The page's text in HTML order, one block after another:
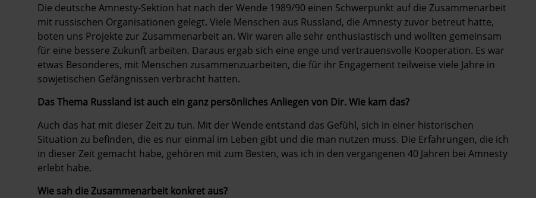
Die deutsche Amnesty-Sektion hat nach der Wende 1989/90 einen Schwerpunkt auf die Zusammenarbeit
mit russischen Organisationen gelegt. Viele Menschen aus Russland, die Amnesty zuvor betreut hatte,
boten uns Projekte zur Zusammenarbeit an. Wir waren alle sehr enthusiastisch und wollten gemeinsam
für eine bessere Zukunft arbeiten. Daraus ergab sich eine enge und vertrauensvolle Kooperation. Es war
etwas Besonderes, mit Menschen zusammenzuarbeiten, die für ihr Engagement teilweise viele Jahre in
sowjetischen Gefängnissen verbracht hatten.
Das Thema Russland ist auch ein ganz persönliches Anliegen von Dir. Wie kam das?
Auch das hat mit dieser Zeit zu tun. Mit der Wende entstand das Gefühl, sich in einer historischen
Situation zu befinden, die es nur einmal im Leben gibt und die man nutzen muss. Die Erfahrungen, die ich
in dieser Zeit gemacht habe, gehören mit zum Besten, was ich in den vergangenen 40 Jahren bei Amnesty
erlebt habe.
Wie sah die Zusammenarbeit konkret aus?